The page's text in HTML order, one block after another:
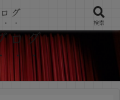
ログ
グ
検索